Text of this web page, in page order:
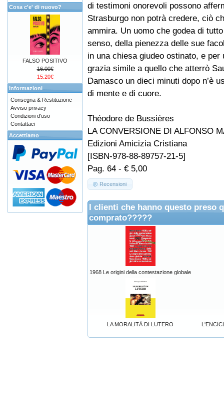
di testimoni onorevoli possono
Strasburgo non potrà credere, ciò
ammira. Un uomo che godea di
senso, della pienezza delle sue
in una chiesa giudeo ostinato, e per
grazia simile a quello che atterrò
Damasco un dieci minuti dopo n’è
di mente e di cuore.
Théodore de Bussières
LA CONVERSIONE DI ALFONSO
Edizioni Amicizia Cristiana
[ISBN-978-88-89757-21-5]
Pag. 64 - € 5,00
Recensioni
I clienti che hanno questo preso
comprato?????
1968 Le origini della contestazione globale
LA MORALITÀ DI LUTERO
Cosa c'e' di nuovo?
FALSO POSITIVO
16.00€
15.20€
Informazioni
Consegna & Restituzione
Avviso privacy
Condizioni d'uso
Contattaci
Accettiamo